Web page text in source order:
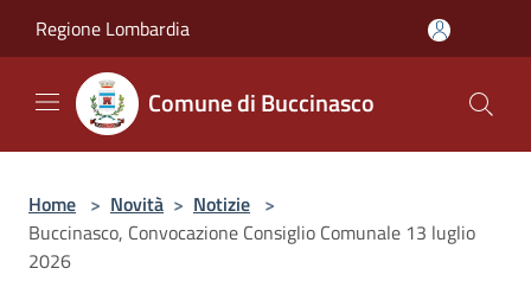
Regione Lombardia
Comune di Buccinasco
Home > Novità > Notizie >
Buccinasco, Convocazione Consiglio Comunale 13 luglio
2026